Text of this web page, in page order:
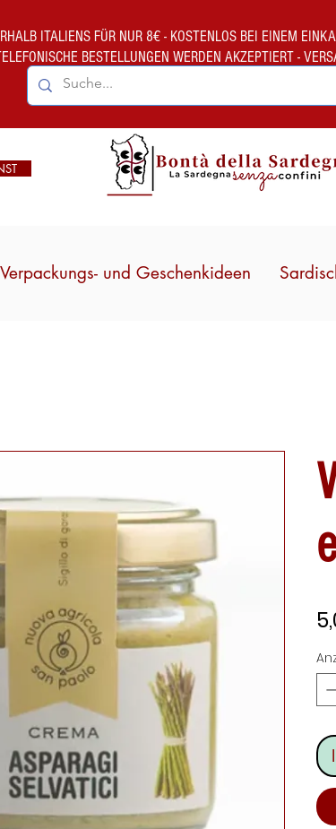
ITALIENS FÜR NUR 8€ - KOSTENLOS BEI EINEM
BESTELLUNGEN WERDEN AKZEPTIERT -
Verpackungs- und Geschenkideen